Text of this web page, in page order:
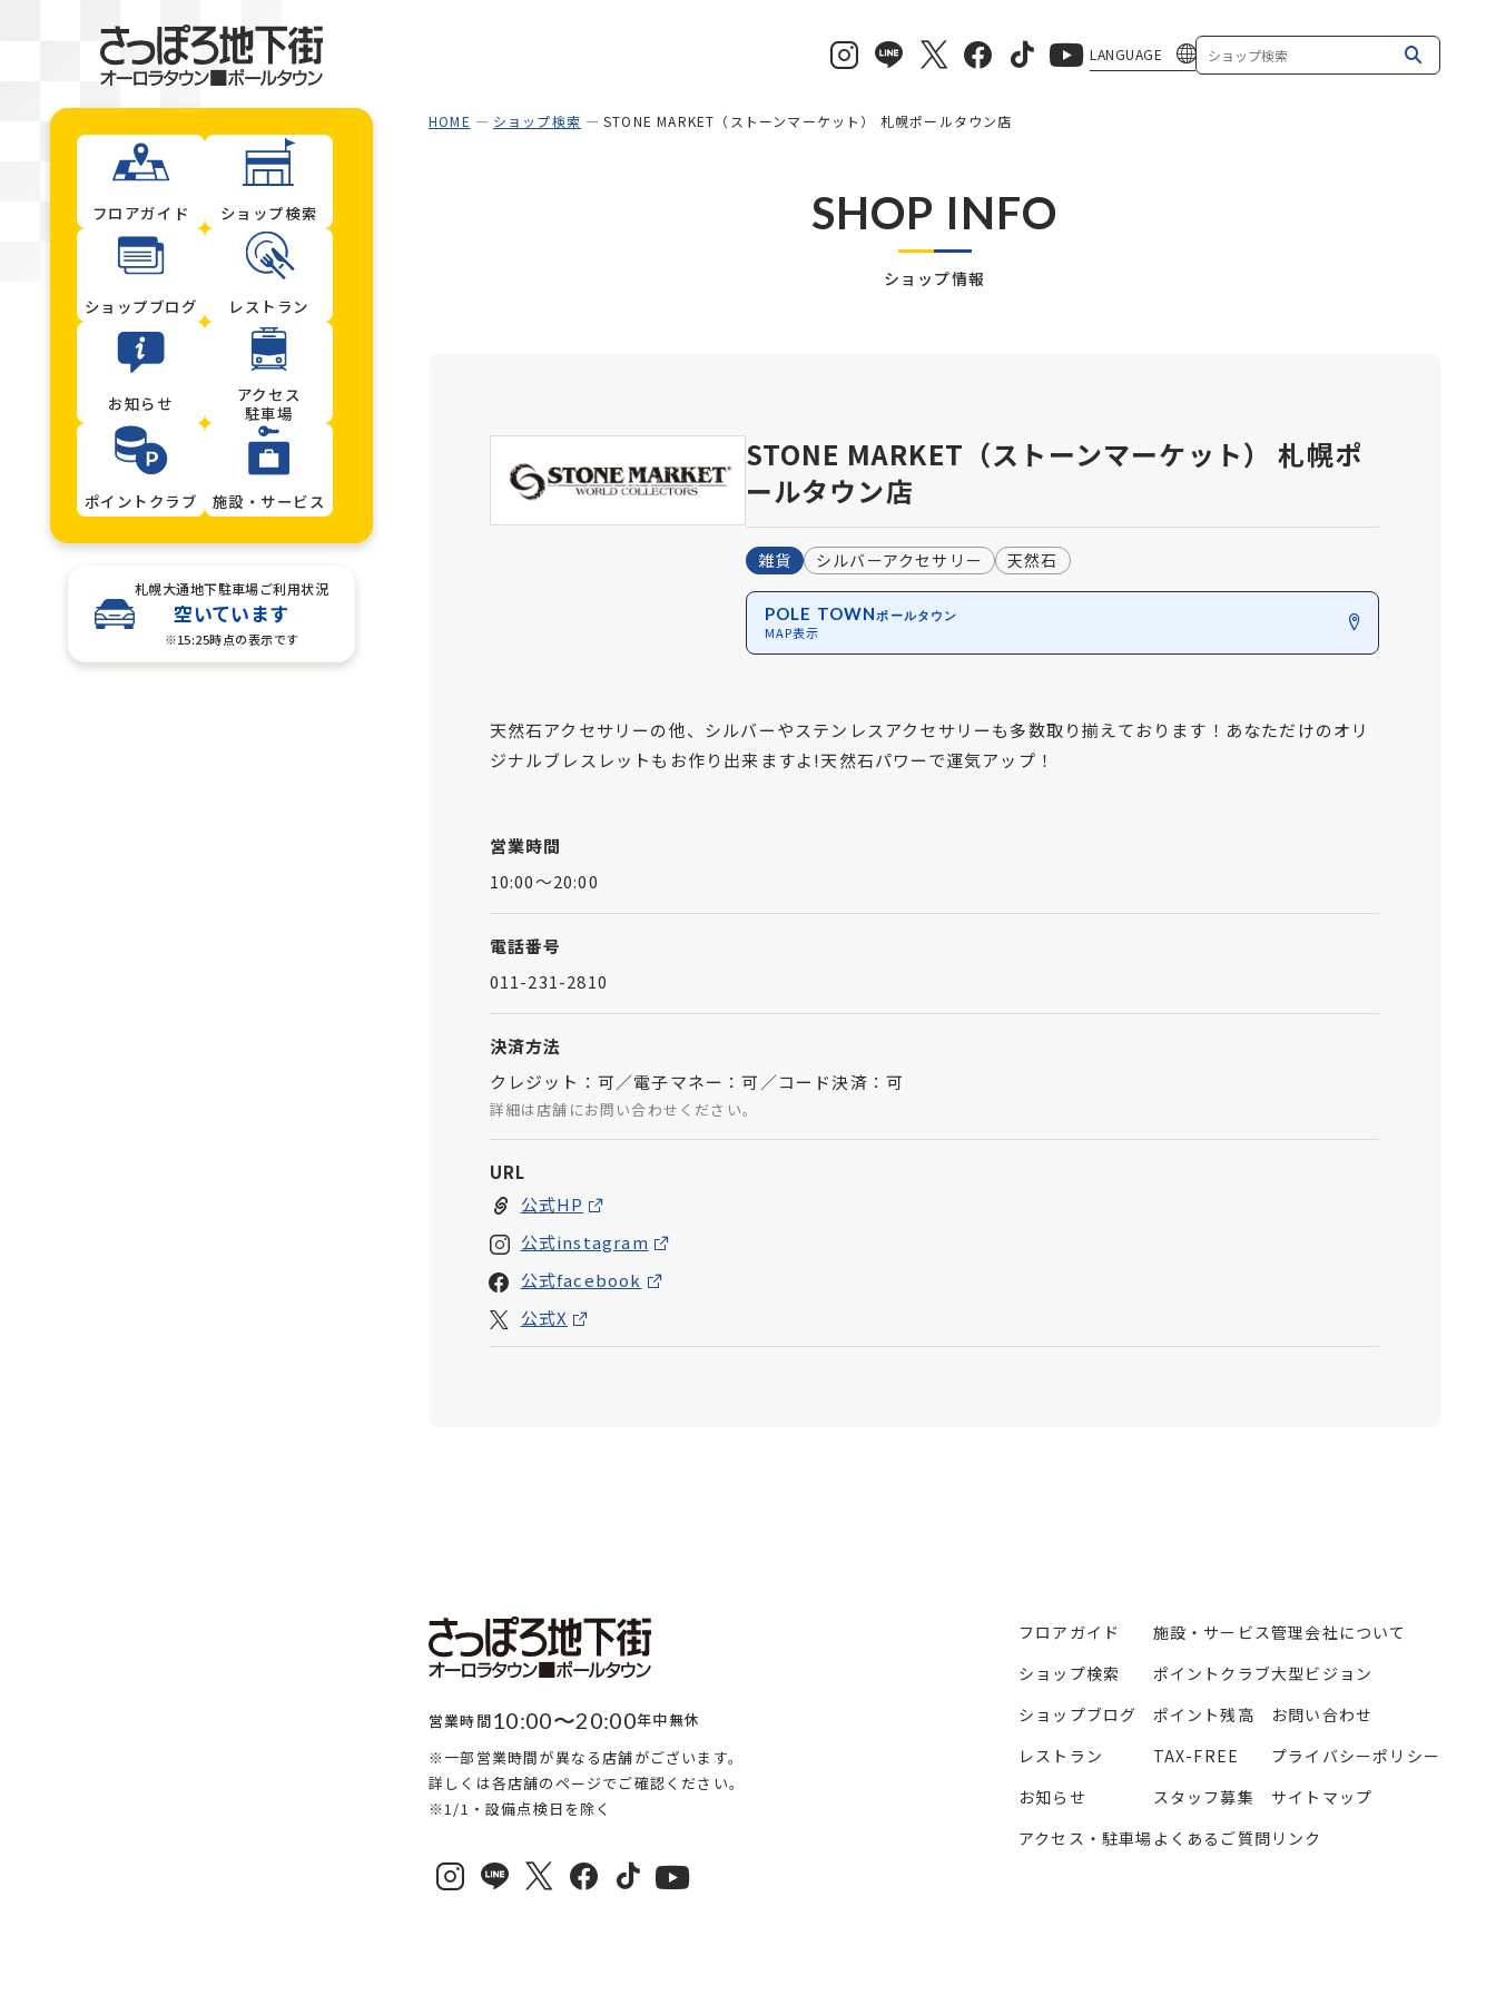
フロアガイド ショップ検索
ショップブログ レストラン
お知らせ
アクセス
駐車場
ポイントクラブ 施設・サービス
札幌大通地下駐車場ご利用状況
空いています
※15:25時点の表示です
LANGUAGE
HOME ショップ検索 STONE MARKET（ストーンマーケット） 札幌ポールタウン店
SHOP INFO
ショップ情報
STONE MARKET（ストーンマーケット） 札幌ポ
ールタウン店
雑貨 シルバーアクセサリー 天然石
POLE TOWN ポールタウン
MAP表示
天然石アクセサリーの他、シルバーやステンレスアクセサリーも多数取り揃えております！あなただけのオリ
ジナルブレスレットもお作り出来ますよ!天然石パワーで運気アップ！
営業時間
10:00～20:00
電話番号
011-231-2810
決済方法
クレジット：可／電子マネー：可／コード決済：可
詳細は店舗にお問い合わせください。
URL
公式HP
公式instagram
公式facebook
公式X
営業時間10:00〜20:00年中無休
※一部営業時間が異なる店舗がございます。
詳しくは各店舗のページでご確認ください。
※1/1・設備点検日を除く
フロアガイド
ショップ検索
ショップブログ
レストラン
お知らせ
アクセス・駐車場
施設・サービス
ポイントクラブ
ポイント残高
TAX-FREE
スタッフ募集
よくあるご質問
管理会社について
大型ビジョン
お問い合わせ
プライバシーポリシー
サイトマップ
リンク